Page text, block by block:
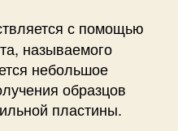
с помощью
называемого
небольшое
образцов
пластины.